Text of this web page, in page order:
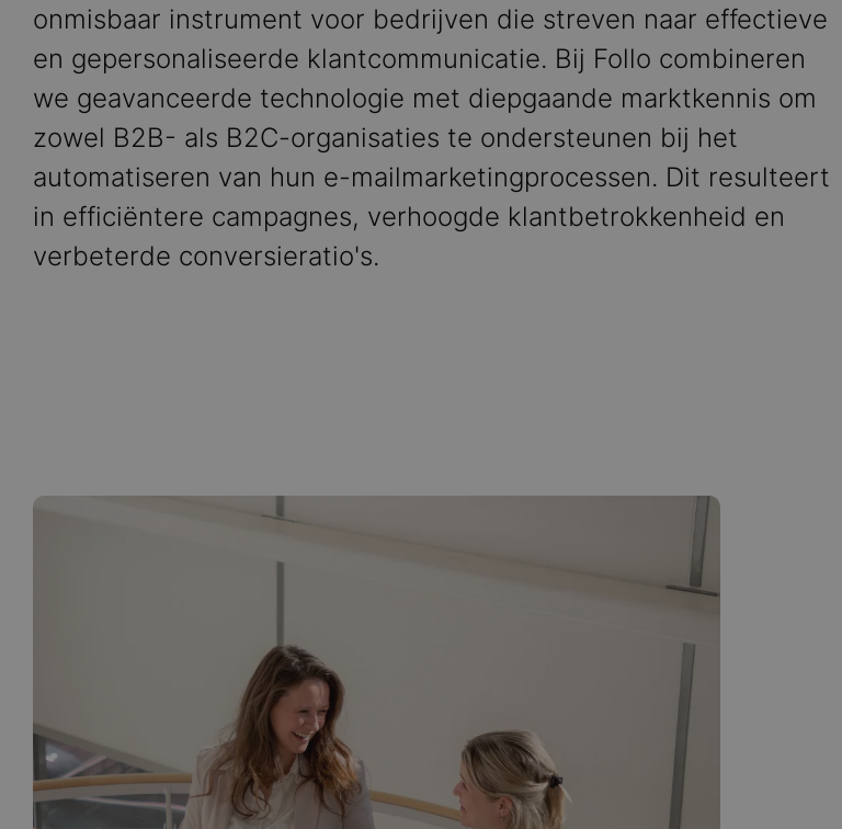
onmisbaar instrument voor bedrijven die streven naar effectieve
en gepersonaliseerde klantcommunicatie. Bij Follo combineren
we geavanceerde technologie met diepgaande marktkennis om
zowel B2B- als B2C-organisaties te ondersteunen bij het
automatiseren van hun e-mailmarketingprocessen. Dit resulteert
in efficiëntere campagnes, verhoogde klantbetrokkenheid en
verbeterde conversieratio's.